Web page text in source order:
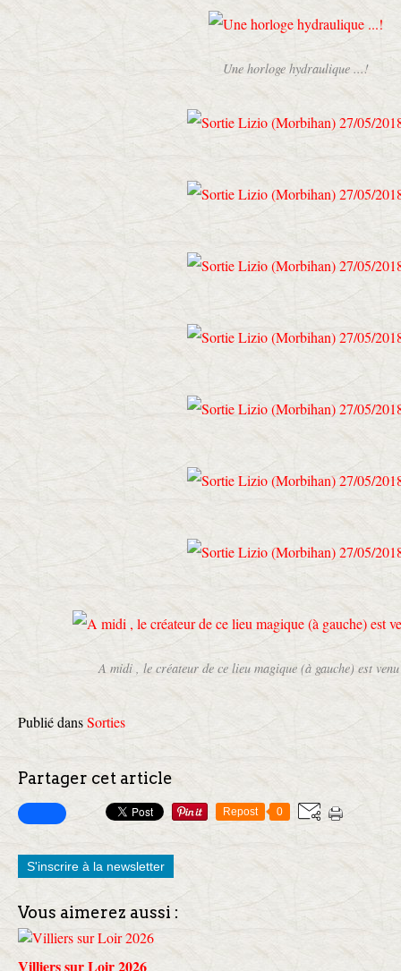
Une horloge hydraulique ...!
A midi , le créateur de ce lieu magique (à gauche) est
Publié dansSorties
Partager cet article
Repost 0
S'inscrire à la newsletter
Vous aimerez aussi :
Villiers sur Loir 2026